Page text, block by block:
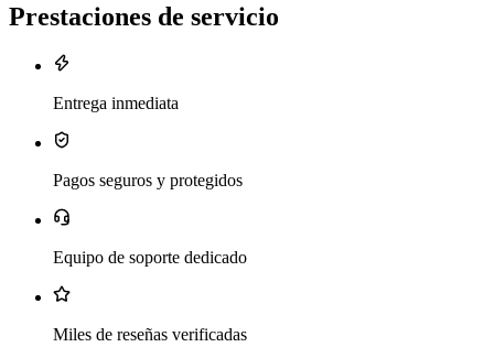
Prestaciones de servicio
Entrega inmediata
Pagos seguros y protegidos
Equipo de soporte dedicado
Miles de reseñas verificadas